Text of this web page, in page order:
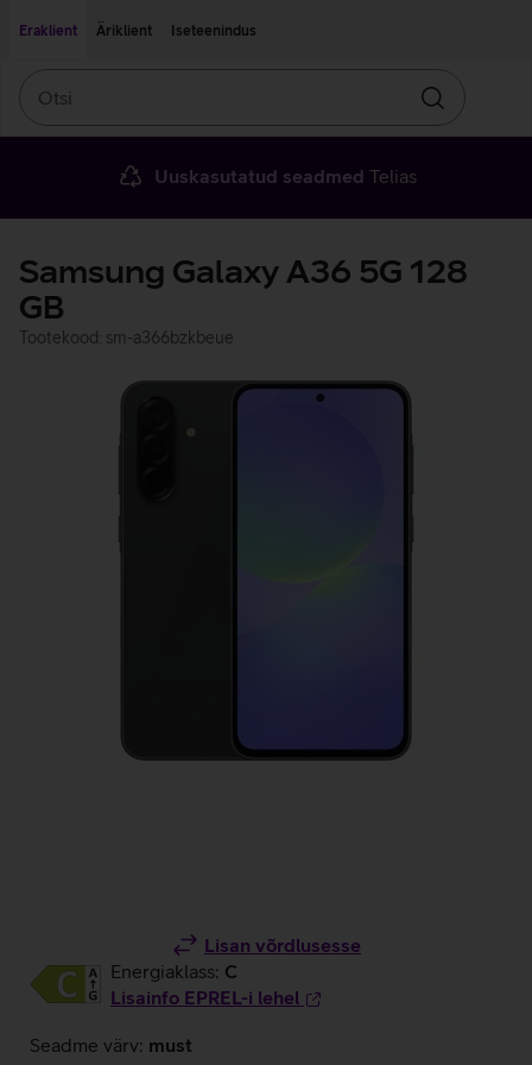
Eraklient
Äriklient Iseteenindus
Otsin
Uuskasutatud seadmed Telias
Samsung Galaxy A36 5G 128
GB
Tootekood: sm-a366bzkbeue
Lisan võrdlusesse
Energiaklass: C
Lisainfo EPREL-i lehel
Seadme värv: must